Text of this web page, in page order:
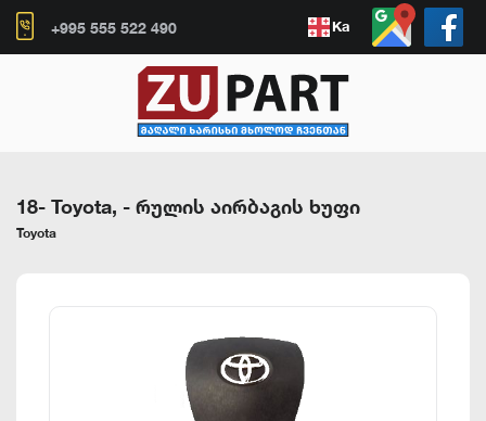
+995 555 522 490 Ka
18- Toyota, - რულის აირბაგის ხუფი
Toyota